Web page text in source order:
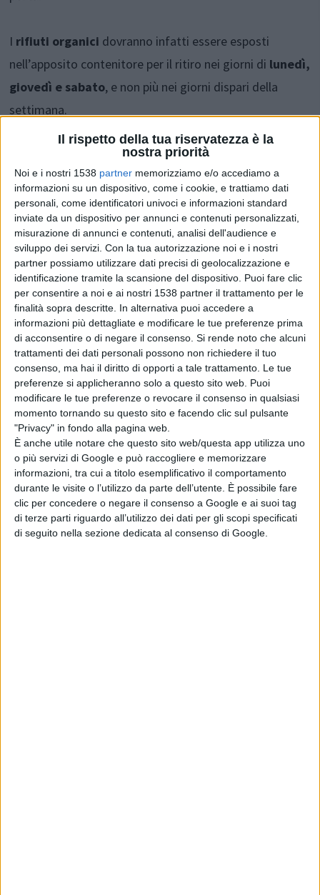
Il rispetto della tua riservatezza è la
nostra priorità
Noi e i nostri 1538 partner memorizziamo e/o accediamo a
informazioni su un dispositivo, come i cookie, e trattiamo dati
personali, come identificatori univoci e informazioni standard
inviate da un dispositivo per annunci e contenuti personalizzati,
misurazione di annunci e contenuti, analisi dell'audience e
sviluppo dei servizi. Con la tua autorizzazione noi e i nostri
partner possiamo utilizzare dati precisi di geolocalizzazione e
identificazione tramite la scansione del dispositivo. Puoi fare clic
per consentire a noi e ai nostri 1538 partner il trattamento per le
finalità sopra descritte. In alternativa puoi accedere a
informazioni più dettagliate e modificare le tue preferenze prima
di acconsentire o di negare il consenso. Si rende noto che alcuni
trattamenti dei dati personali possono non richiedere il tuo
consenso, ma hai il diritto di opporti a tale trattamento. Le tue
preferenze si applicheranno solo a questo sito web. Puoi
modificare le tue preferenze o revocare il consenso in qualsiasi
momento tornando su questo sito e facendo clic sul pulsante
"Privacy" in fondo alla pagina web.
È anche utile notare che questo sito web/questa app utilizza uno
o più servizi di Google e può raccogliere e memorizzare
informazioni, tra cui a titolo esemplificativo il comportamento
durante le visite o l’utilizzo da parte dell’utente. È possibile fare
clic per concedere o negare il consenso a Google e ai suoi tag
di terze parti riguardo all’utilizzo dei dati per gli scopi specificati
di seguito nella sezione dedicata al consenso di Google.
I rifiuti organici dovranno infatti essere esposti
nell’apposito contenitore per il ritiro nei giorni di lunedì,
giovedì e sabato, e non più nei giorni dispari della
settimana.
indifferenziato, se prima la raccolta dei
rifiuti era fissata per il sabato, ora il ritiro avverrà invece
dimartedì.
Qualche cambiamento anche per gli altri conferimenti, il
giovedìci sarà il ritiro delvetroma sarà concadenza
bisettimanale , così come per lacarta,il cui ritiro
avverrà nelmercoledìmaogni due settimane
settimanale il ritiro dellaplasticama passa alvenerdì.
Condividi su:
ARGOMENTI: Lanciano Raccolta differenziata EcoLan
raccolta differenziata porta a porta calendario raccolta rifiuti